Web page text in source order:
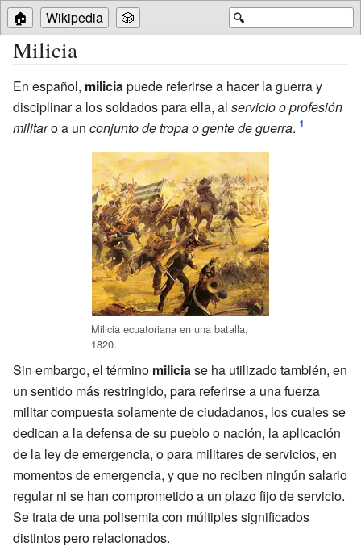
🔍
🏠 Wikipedia 🎲
Milicia
En español, milicia puede referirse a hacer la guerra y
disciplinar a los soldados para ella, al servicio o profesión
militaro a un conjunto de tropa o gente de guerra.
Milicia ecuatoriana en una batalla,
1820.
Sin embargo, el término milicia se ha utilizado también, en
un sentido más restringido, para referirse a una fuerza
militar compuesta solamente de ciudadanos, los cuales se
dedican a la defensa de su pueblo o nación, la aplicación
de la ley de emergencia, o para militares de servicios, en
momentos de emergencia, y que no reciben ningún salario
regular ni se han comprometido a un plazo fijo de servicio.
Se trata de una polisemia con múltiples significados
distintos pero relacionados.